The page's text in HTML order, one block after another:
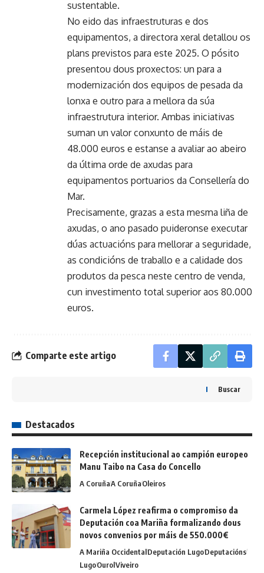
sustentable.
No eido das infraestruturas e dos
equipamentos, a directora xeral detallou os
plans previstos para este 2025. O pósito
presentou dous proxectos: un para a
modernización dos equipos de pesada da
lonxa e outro para a mellora da súa
infraestrutura interior. Ambas iniciativas
suman un valor conxunto de máis de
48.000 euros e estanse a avaliar ao abeiro
da última orde de axudas para
equipamentos portuarios da Consellería do
Mar.
Precisamente, grazas a esta mesma liña de
axudas, o ano pasado puideronse executar
dúas actuacións para mellorar a seguridade,
as condicións de traballo e a calidade dos
produtos da pesca neste centro de venda,
cun investimento total superior aos 80.000
euros.
Comparte este artigo
Buscar
Destacados
Recepción institucional ao campión europeo
Manu Taibo na Casa do Concello
A CoruñaA CoruñaOleiros
Carmela López reafirma o compromiso da
Deputación coa Mariña formalizando dous
novos convenios por máis de 550.000€
A Mariña OccidentalDeputación LugoDeputacións
LugoOurolViveiro